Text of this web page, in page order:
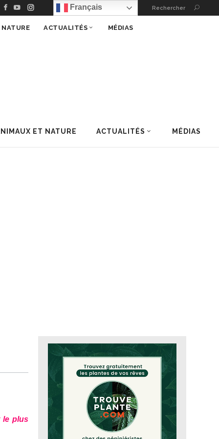
Français Rechercher
ET NATURE ACTUALITÉS MÉDIAS
ACTUALITÉS MÉDIAS
le plus